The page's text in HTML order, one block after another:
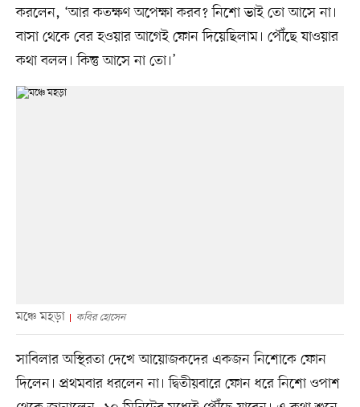
করলেন, ‘আর কতক্ষণ অপেক্ষা করব? নিশো ভাই তো আসে না।
বাসা থেকে বের হওয়ার আগেই ফোন দিয়েছিলাম। পৌঁছে যাওয়ার
কথা বলল। কিন্তু আসে না তো।’
মঞ্চে মহড়া কবির হোসেন
সাবিলার অস্থিরতা দেখে আয়োজকদের একজন নিশোকে ফোন
দিলেন। প্রথমবার ধরলেন না। দ্বিতীয়বারে ফোন ধরে নিশো ওপাশ